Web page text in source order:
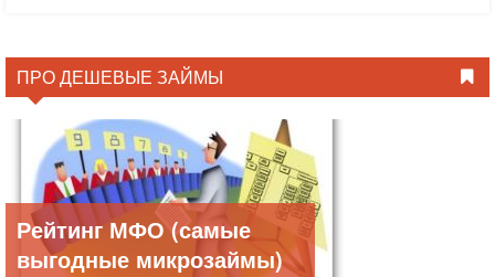
ПРО ДЕШЕВЫЕ ЗАЙМЫ
Рейтинг МФО (самые
выгодные микрозаймы)